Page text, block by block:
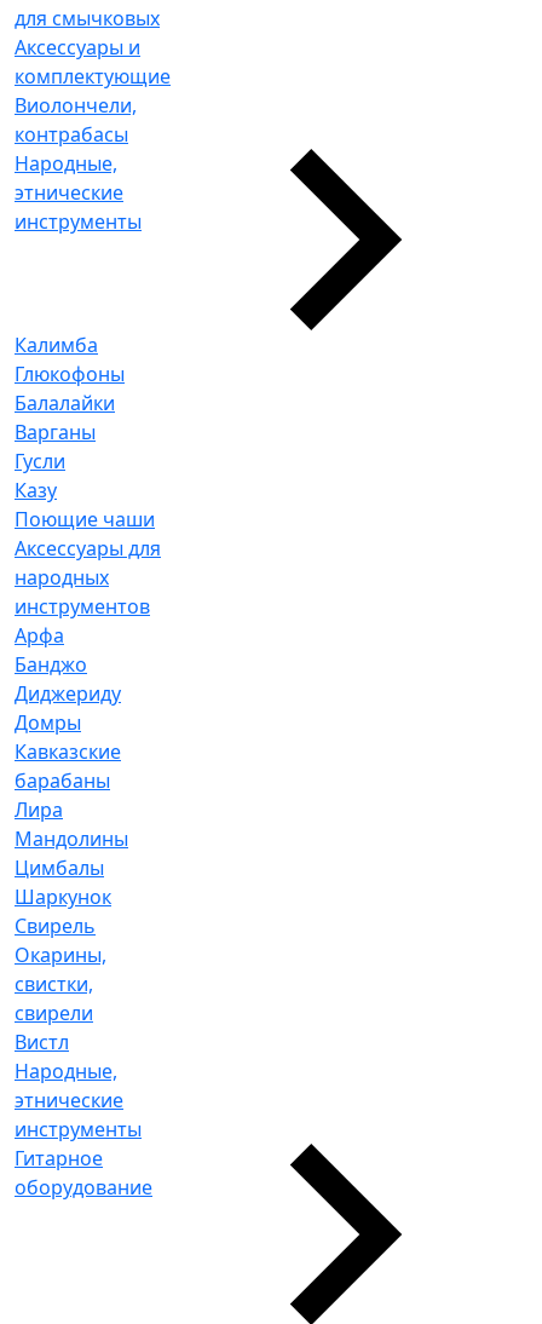
для смычковых
Аксессуары и
комплектующие
Виолончели,
контрабасы
Народные,
этнические
инструменты
Калимба
Глюкофоны
Балалайки
Варганы
Гусли
Казу
Поющие чаши
Аксессуары для
народных
инструментов
Арфа
Банджо
Диджериду
Домры
Кавказские
барабаны
Лира
Мандолины
Цимбалы
Шаркунок
Свирель
Окарины,
свистки,
свирели
Вистл
Народные,
этнические
инструменты
Гитарное
оборудование